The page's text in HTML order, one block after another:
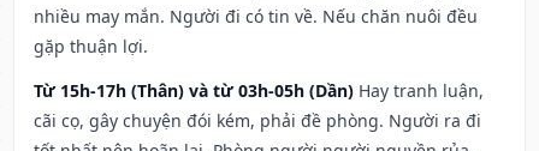
nhiều may mắn. Người đi có tin về. Nếu chăn nuôi đều
gặp thuận lợi.
Từ 15h-17h (Thân) và từ 03h-05h (Dần) Hay tranh luận,
cãi cọ, gây chuyện đói kém, phải đề phòng. Người ra đi